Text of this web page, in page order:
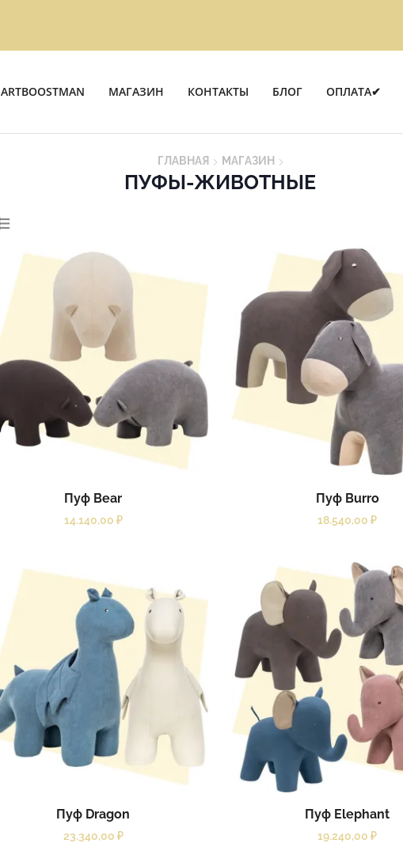
ARTBOOSTMAN МАГАЗИН КОНТАКТЫ БЛОГ ОПЛАТА✔
ГЛАВНАЯ МАГАЗИН
ПУФЫ-ЖИВОТНЫЕ
Пуф Bear
14.140,00 ₽
Пуф Burro
18.540,00 ₽
Пуф Dragon
23.340,00 ₽
Пуф Elephant
19.240,00 ₽